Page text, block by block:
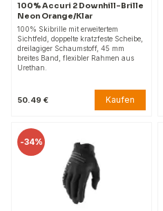
100% Accuri 2 Downhill-Brille
Neon Orange/Klar
100% Skibrille mit erweitertem
Sichtfeld, doppelte kratzfeste Scheibe,
dreilagiger Schaumstoff, 45 mm
breites Band, flexibler Rahmen aus
Urethan.
50.49 € Kaufen
-34%